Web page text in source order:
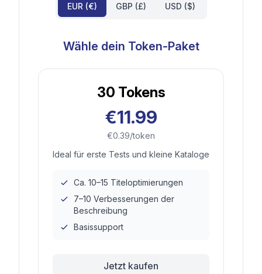
EUR (€) GBP (£) USD ($)
Wähle dein Token-Paket
30 Tokens
€11.99
€0.39/token
Ideal für erste Tests und kleine Kataloge
Ca. 10–15 Titeloptimierungen
7–10 Verbesserungen der
Beschreibung
Basissupport
Jetzt kaufen